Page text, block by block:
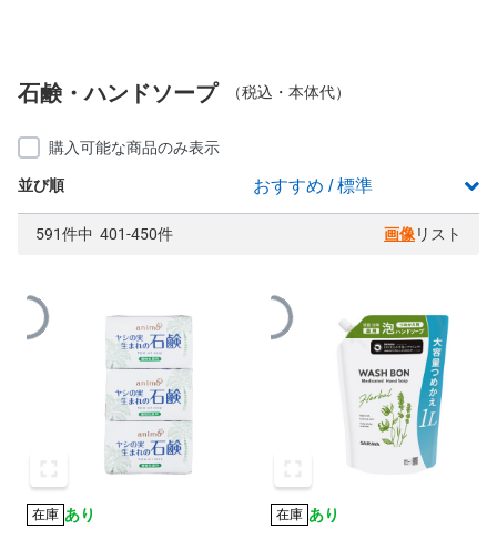
石鹸・ハンドソープ （税込・本体代）
購入可能な商品のみ表示
並び順
591件中 401-450件 画像 リスト
在庫 あり
在庫 あり